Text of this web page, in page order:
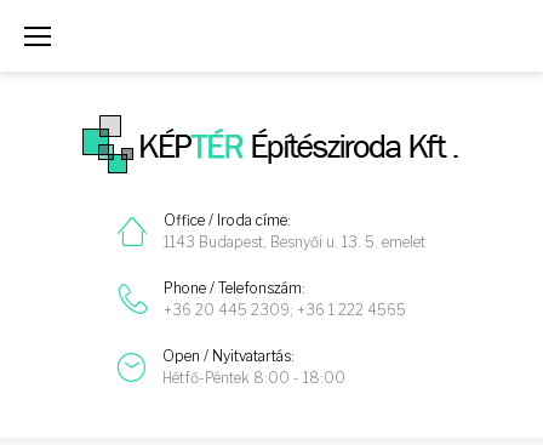
Office / Iroda címe:
1143 Budapest, Besnyői u. 13. 5. emelet
Phone / Telefonszám:
+36 20 445 2309; +36 1 222 4565
Open / Nyitvatartás:
Hétfő-Péntek 8:00 - 18:00